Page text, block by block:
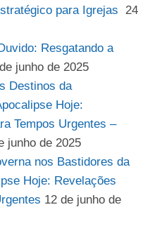
para Igrejas
24
Resgatando a
junho de 2025
Destinos da
Hoje:
Tempos Urgentes –
junho de 2025
nos Bastidores da
Hoje: Revelações
12 de junho de